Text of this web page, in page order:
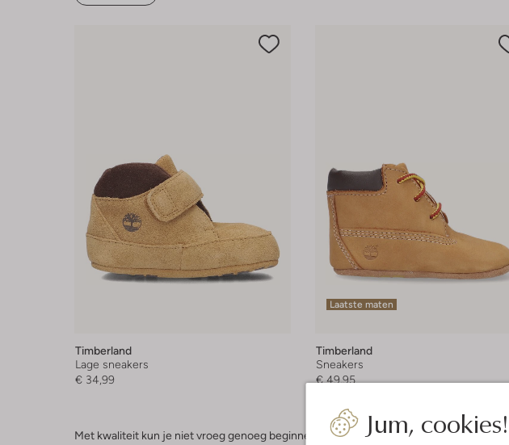
Jum, cookies!
Timberland
Lage sneakers
€ 34,99
Laatste maten
Timberland
Sneakers
€ 49,95
Met kwaliteit kun je niet vroeg genoeg beginnen. Kleine voetjes verdienen immers